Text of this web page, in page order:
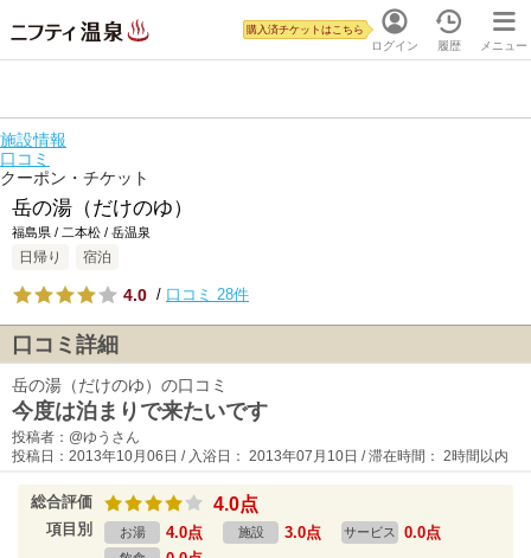
ログイン
購入済チケットはこちら
履歴 メニュー
施設情報
口コミ
クーポン・チケット
岳の湯（だけのゆ）
福島県 / 二本松 / 岳温泉
日帰り 宿泊
4.0 / 口コミ 28件
口コミ詳細
岳の湯（だけのゆ）の口コミ
今度は泊まりで来たいです
投稿者：@ゆうさん
投稿日：2013年10月06日 / 入浴日： 2013年07月10日 / 滞在時間： 2時間以内
総合評価 4.0点
項目別 お湯 4.0点 施設 3.0点 サービス 0.0点